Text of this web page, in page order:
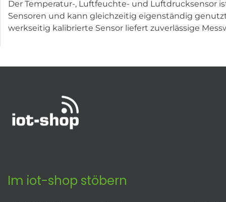
Der Temperatur-, Luftfeuchte- und Luftdrucksensor
Sensoren und kann gleichzeitig eigenständig
werkseitig kalibrierte Sensor liefert zuverlässige
Im iot-shop stöbern